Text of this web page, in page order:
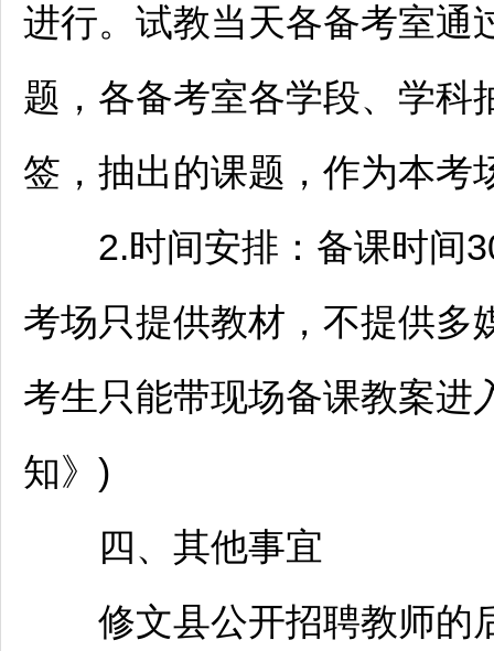
进行。试教当天各备考室通
题，各备考室各学段、学科
签，抽出的课题，作为本考
2.时间安排：备课时间
考场只提供教材，不提供多
考生只能带现场备课教案进
知》)
四、其他事宜
修文县公开招聘教师的